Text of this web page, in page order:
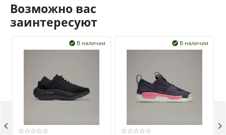
Возможно вас
заинтересуют
В наличии
 В наличии

 